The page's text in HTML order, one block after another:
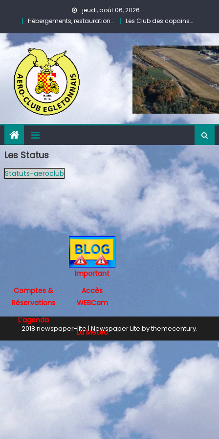
jeudi, août 06, 2026
Hébergements, restauration…
Les Club des copains…
Les Status
Statuts-aeroclub
Important
Comptes &
Réservations
Accès
WEBCam
L’agenda
La Météo
Infos
2018 newspaper-lite|Newspaper Lite bythemecentury.